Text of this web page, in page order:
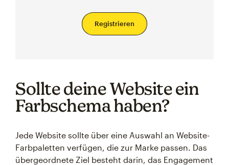
Registrieren
Sollte deine Website ein
Farbschema haben?
Jede Website sollte über eine Auswahl an Website-
Farbpaletten verfügen, die zur Marke passen. Das
übergeordnete Ziel besteht darin, das Engagement